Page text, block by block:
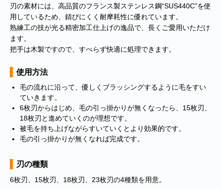
刃の素材には、高品質のフランス製ステンレス鋼“SUS440C”を使
用しているため、錆びにくく耐摩耗性に優れています。
熟練工の技が光る精密加工仕上げの逸品で、長くご愛用いただけ
ます。
把手は木製ですので、すべらず快適に処理できます。
使用方法
毛の流れに沿って、優しくブラッシングするように毛をすい
ていきます。
6枚刃からはじめ、毛の引っ掛かりが無くなったら、15枚刃、
18枚刃と進めていくのが理想です。
被毛を持ち上げながらすいていくとより効果的です。
毛の引っ掛かりが無くなれば完成です。
刃の種類
6枚刃、15枚刃、18枚刃、23枚刃の4種類を用意。